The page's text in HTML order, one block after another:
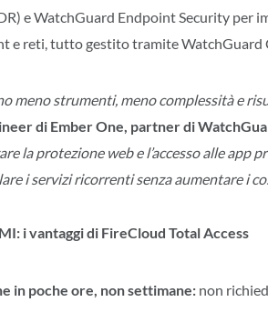
e WatchGuard Endpoint Security per
e reti, tutto gestito tramite WatchGuard
meno strumenti, meno complessità e
di Ember One, partner di
la protezione web e l’accesso alle app
i servizi ricorrenti senza aumentare i
i vantaggi di FireCloud Total Access
in poche ore, non settimane: non